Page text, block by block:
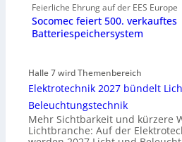
Feierliche Ehrung auf der EES Europe
Socomec feiert 500. verkauftes
Batteriespeichersystem
Halle 7 wird Themenbereich
Elektrotechnik 2027 bündelt
Beleuchtungstechnik
Mehr Sichtbarkeit und kürzere
Lichtbranche: Auf der